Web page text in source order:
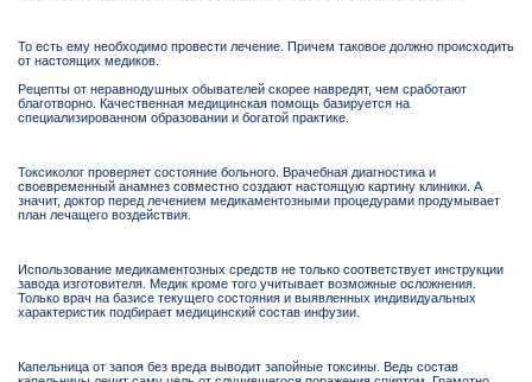
То есть ему необходимо провести лечение. Причем таковое должно происходить
от настоящих медиков.
Рецепты от неравнодушных обывателей скорее навредят, чем сработают
благотворно. Качественная медицинская помощь базируется на
специализированном образовании и богатой практике.
Токсиколог проверяет состояние больного. Врачебная диагностика и
своевременный анамнез совместно создают настоящую картину клиники. А
значит, доктор перед лечением медикаментозными процедурами продумывает
план лечащего воздействия.
Использование медикаментозных средств не только соответствует инструкции
завода изготовителя. Медик кроме того учитывает возможные осложнения.
Только врач на базисе текущего состояния и выявленных индивидуальных
характеристик подбирает медицинский состав инфузии.
Капельница от запоя без вреда выводит запойные токсины. Ведь состав